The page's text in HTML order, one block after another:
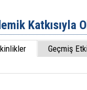
Katkısıyla
Geçmiş